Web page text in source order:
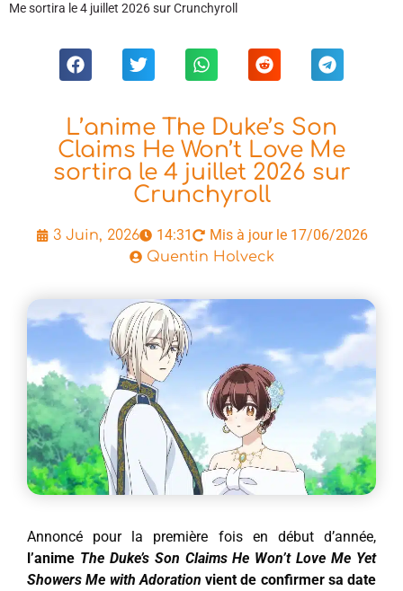
Me sortira le 4 juillet 2026 sur Crunchyroll
L’anime The Duke’s Son
Claims He Won’t Love Me
sortira le 4 juillet 2026 sur
Crunchyroll
3 Juin, 2026 14:31 Mis à jour le 17/06/2026
Quentin Holveck
Annoncé pour la première fois en début d’année,
l’anime The Duke’s Son Claims He Won’t Love Me Yet
Showers Me with Adoration vient de confirmer sa date